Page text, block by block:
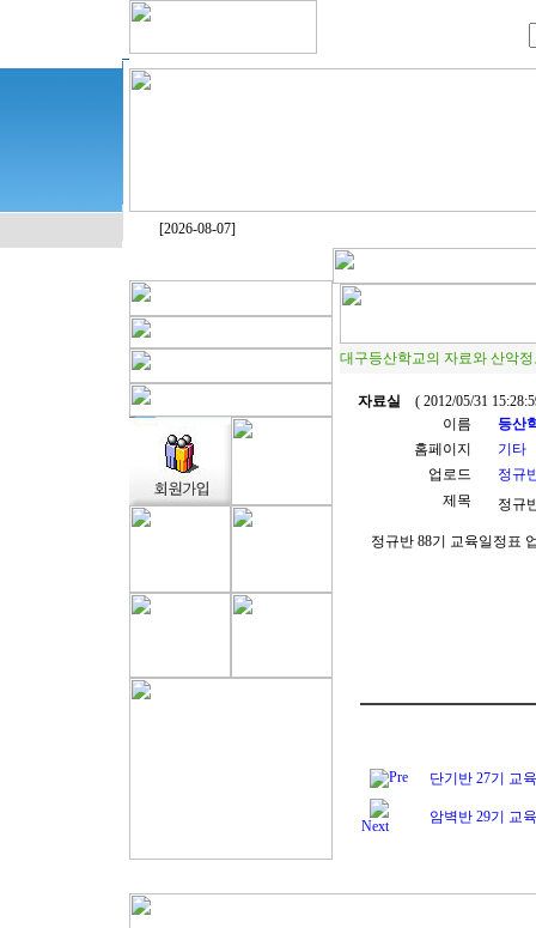
[2026-08-07]
대구등산학교의 자료와 산악
자료실 ( 2012/05/31
이름
등산
홈페이지
기타
업로드
정규
제목
정규
정규반 88기 교육일정표
Pre 단기반 27기 교
Next
암벽반 29기 교